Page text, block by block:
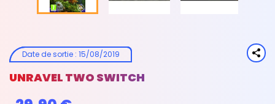
Date de sortie: 15/08/2019
UNRAVEL TWO SWITCH